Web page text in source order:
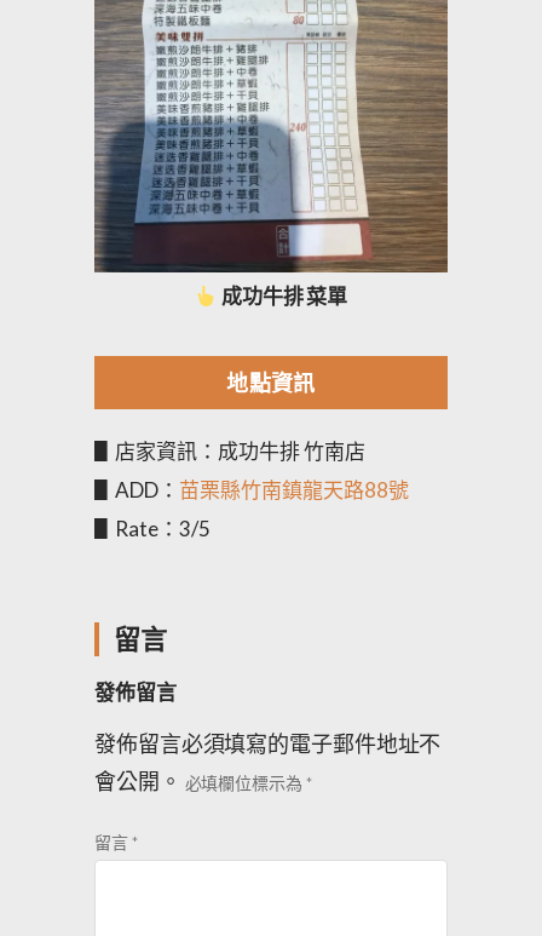
成功牛排 菜單
地點資訊
▋店家資訊：成功牛排 竹南店
▋ADD： 苗栗縣竹南鎮龍天路88號
▋Rate：3/5
留言
發佈留言
發佈留言必須填寫的電子郵件地址不
會公開。 必填欄位標示為 *
留言*